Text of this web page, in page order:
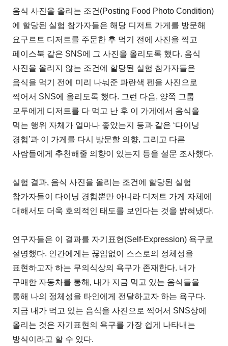
음식 사진을 올리는 조건(Posting Food Photo Condition)
에 할당된 실험 참가자들은 해당 디저트 가게를 방문해
요구르트 디저트를 주문한 후 먹기 전에 사진을 찍고
페이스북 같은 SNS에 그 사진을 올리도록 했다. 음식
사진을 올리지 않는 조건에 할당된 실험 참가자들은
음식을 먹기 전에 미리 나눠준 파란색 펜을 사진으로
찍어서 SNS에 올리도록 했다. 그런 다음, 양쪽 그룹
모두에게 디저트를 다 먹고 난 후 이 가게에서 음식을
먹는 행위 자체가 얼마나 좋았는지 등과 같은 ‘다이닝
경험’과 이 가게를 다시 방문할 의향, 그리고 다른
사람들에게 추천해줄 의향이 있는지 등을 설문 조사했다.
실험 결과, 음식 사진을 올리는 조건에 할당된 실험
참가자들이 다이닝 경험뿐만 아니라 디저트 가게 자체에
대해서도 더욱 호의적인 태도를 보인다는 것을 밝혀냈다.
연구자들은 이 결과를 자기표현(Self-Expression) 욕구로
설명했다. 인간에게는 끊임없이 스스로의 정체성을
표현하고자 하는 무의식상의 욕구가 존재한다. 내가
구매한 자동차를 통해, 내가 지금 먹고 있는 음식들을
통해 나의 정체성을 타인에게 전달하고자 하는 욕구다.
지금 내가 먹고 있는 음식을 사진으로 찍어서 SNS상에
올리는 것은 자기표현의 욕구를 가장 쉽게 나타내는
방식이라고 할 수 있다.